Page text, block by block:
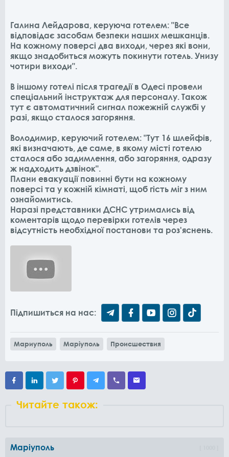
Галина Лейдарова, керуюча готелем: "Все
відповідає засобам безпеки наших мешканців.
На кожному поверсі два виходи, через які вони,
якщо знадобиться можуть покинути готель. Унизу
чотири виходи".
В іншому готелі після трагедії в Одесі провели
спеціальний інструктаж для персоналу. Також
тут є автоматичний сигнал пожежній службі у
разі, якщо сталося загоряння.
Володимир, керуючий готелем: "Тут 16 шлейфів,
які визначають, де саме, в якому місті готелю
сталося або задимлення, або загоряння, одразу
ж надходить дзвінок".
Плани евакуації повинні бути на кожному
поверсі та у кожній кімнаті, щоб гість міг з ним
ознайомитись.
Наразі представники ДСНС утримались від
коментарів щодо перевірки готелів через
відсутність необхідної постанови та роз'яснень.
Підпишиться на нас:
Мариуполь Маріуполь Происшествия
Читайте також:
Маріуполь